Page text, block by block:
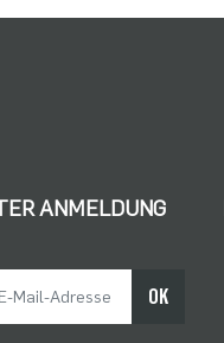
ANMELDUNG
OK